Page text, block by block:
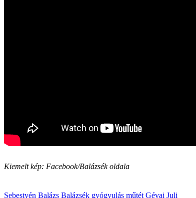
Kiemelt kép: Facebook/Balázsék oldala
Sebestyén Balázs Balázsék gyógyulás műtét Gévai Juli